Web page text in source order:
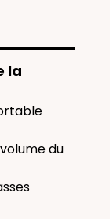
la
du